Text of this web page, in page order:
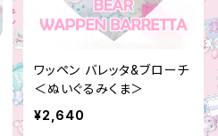
ワッペン バレッタ&ブローチ
＜ぬいぐるみくま＞
¥2,640